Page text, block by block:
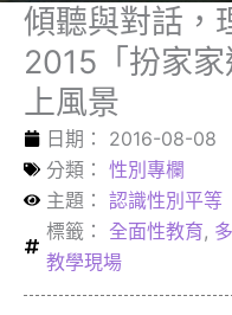
傾聽與對話，
2015「扮家
上風景
日期：
2016-08-08
分類： 性別專欄
主題： 認識性別平等
標籤：
全面性教育,
教學現場